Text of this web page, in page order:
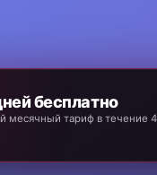
бесплатно
тариф в течение